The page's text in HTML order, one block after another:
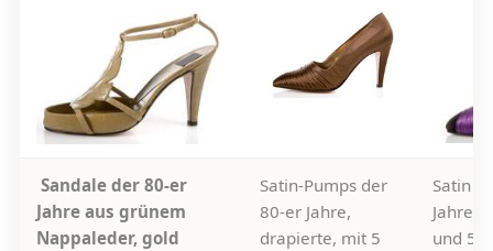
Sandale der 80-er
Jahre aus grünem
Nappaleder, gold
Satin-Pumps der
80-er Jahre,
drapierte, mit 5
Satin
Jahre
und 5